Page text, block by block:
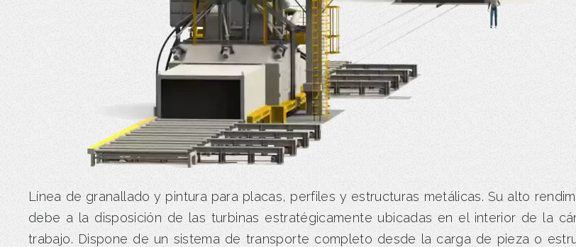
Línea de granallado y pintura para placas, perfiles y estructuras metálicas. Su alto
debe a la disposición de las turbinas estratégicamente ubicadas en el interior de la
trabajo. Dispone de un sistema de transporte completo desde la carga de pieza o